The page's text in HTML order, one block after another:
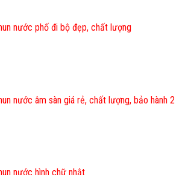
nước phố đi bộ đẹp, chất lượng
nước âm sàn giá rẻ, chất lượng, bảo hành 2
nước hình chữ nhật